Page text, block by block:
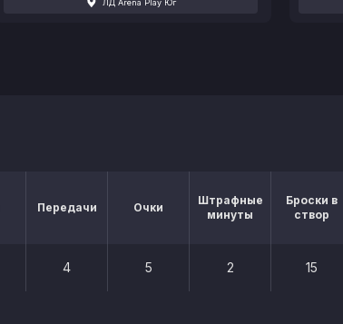
Передачи Очки
Штрафные
минуты
Броски в
створ
4 5 2 15